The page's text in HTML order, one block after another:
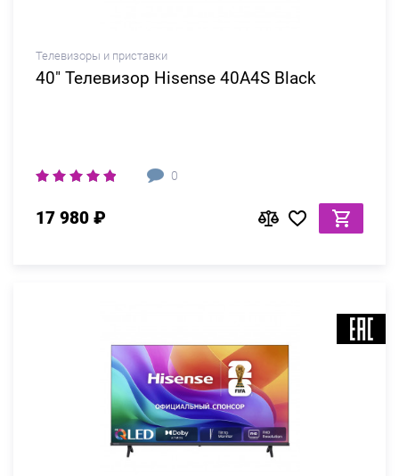
Телевизоры и приставки
40" Телевизор Hisense 40A4S Black
0
17 980 ₽